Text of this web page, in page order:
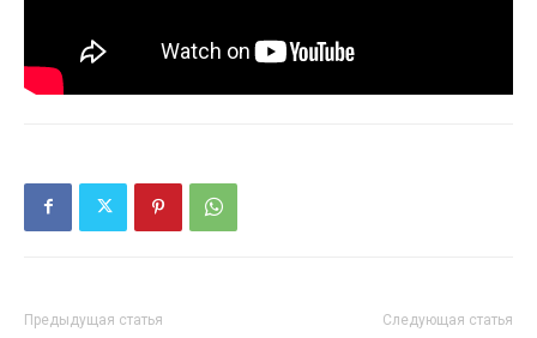
Предыдущая статья Следующая статья